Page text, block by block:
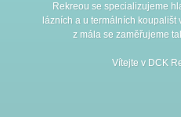
Rekreou se specializujeme
lázních a u termálních koupališt
z mála se zaměřujeme
Vítejte v DCK